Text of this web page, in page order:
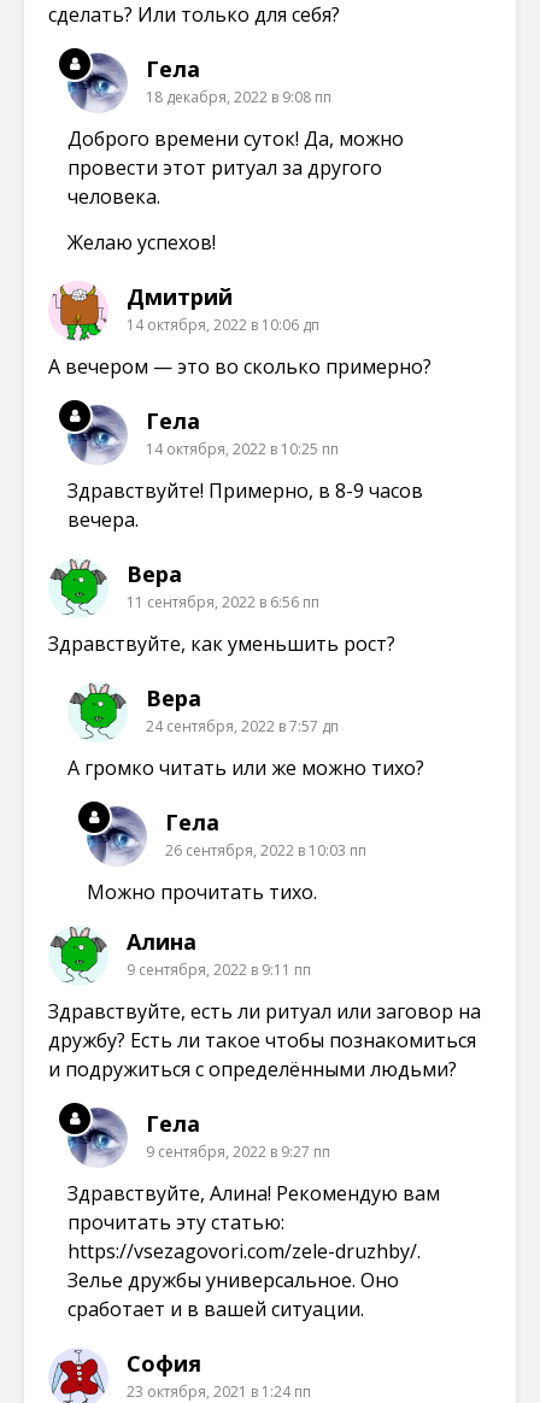
сделать? Или только для себя?
Гела
18 декабря, 2022 в 9:08 пп
Доброго времени суток! Да, можно
провести этот ритуал за другого
человека.
Желаю успехов!
Дмитрий
14 октября, 2022 в 10:06 дп
А вечером — это во сколько примерно?
Гела
14 октября, 2022 в 10:25 пп
Здравствуйте! Примерно, в 8-9 часов
вечера.
Вера
11 сентября, 2022 в 6:56 пп
Здравствуйте, как уменьшить рост?
Вера
24 сентября, 2022 в 7:57 дп
А громко читать или же можно тихо?
Гела
26 сентября, 2022 в 10:03 пп
Можно прочитать тихо.
Алина
9 сентября, 2022 в 9:11 пп
Здравствуйте, есть ли ритуал или заговор на
дружбу? Есть ли такое чтобы познакомиться
и подружиться с определёнными людьми?
Гела
9 сентября, 2022 в 9:27 пп
Здравствуйте, Алина! Рекомендую вам
прочитать эту статью:
https://vsezagovori.com/zele-druzhby/.
Зелье дружбы универсальное. Оно
сработает и в вашей ситуации.
София
23 октября, 2021 в 1:24 пп